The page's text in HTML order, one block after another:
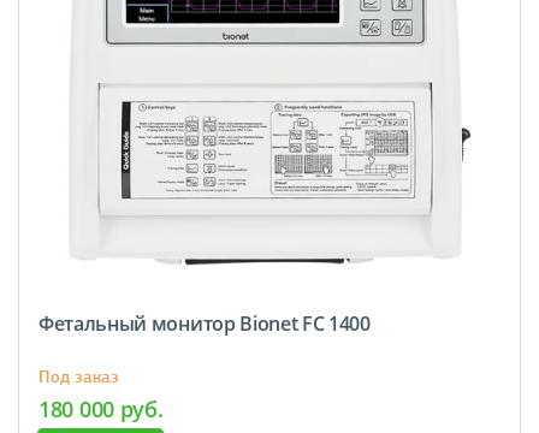
Фетальный монитор Bionet FC 1400
Под заказ
180 000 руб.